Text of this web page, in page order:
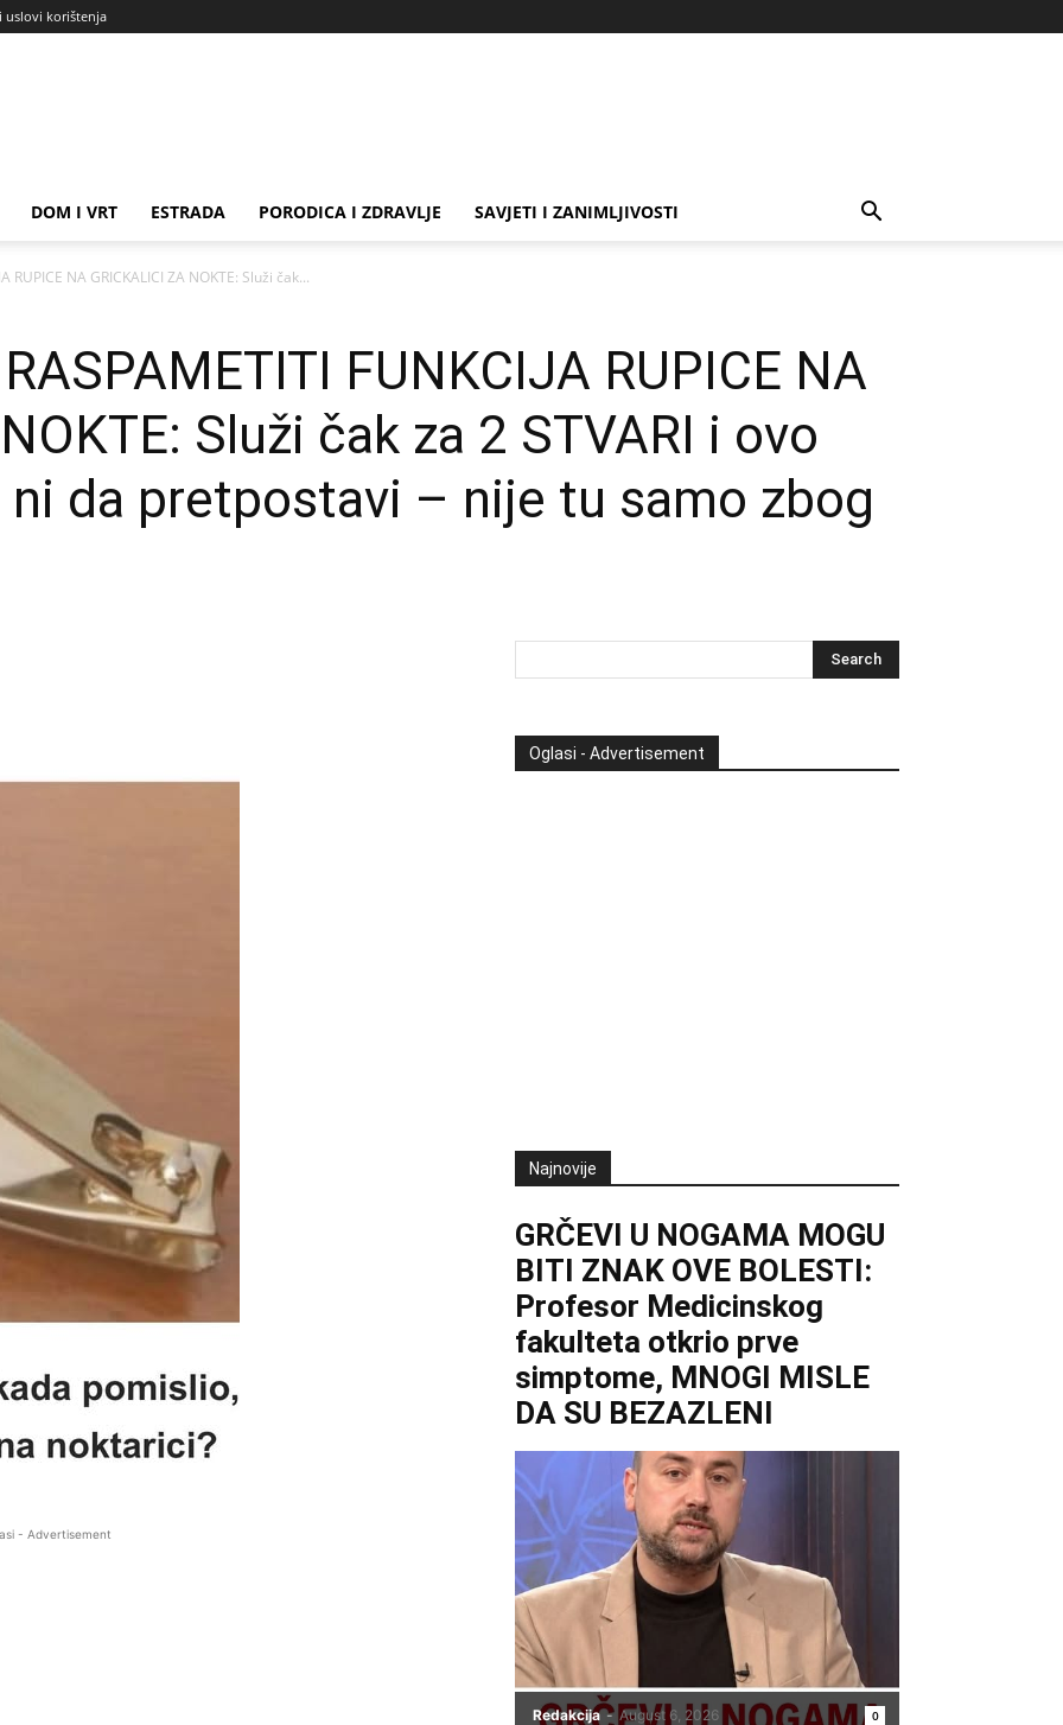
uslovi korištenja
DOM I VRT ESTRADA PORODICA I ZDRAVLJE SAVJETI I ZANIMLJIVOSTI
RUPICE NA GRICKALICI ZA NOKTE: Služi čak...
FUNKCIJA RUPICE NA
Služi čak za 2 STVARI i ovo
da pretpostavi – nije tu samo zbog
- Advertisement
Oglasi - Advertisement
Najnovije
GRČEVI U NOGAMA MOGU
BITI ZNAK OVE BOLESTI:
Profesor Medicinskog
fakulteta otkrio prve
simptome, MNOGI MISLE
DA SU BEZAZLENI
Redakcija - August 6, 2026 0